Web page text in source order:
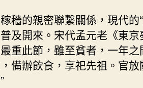
穡的親密聯繫關係，現代的
及開來。宋代孟元老《東京
重此節，雖至貧者，一年之
備辦飲食，享祀先祖。官